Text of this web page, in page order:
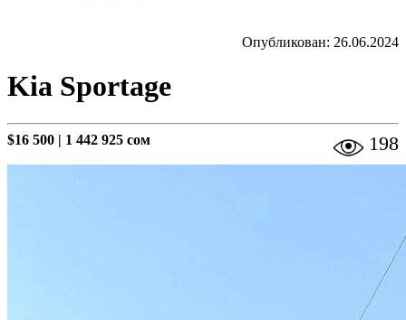
Опубликован: 26.06.2024
Kia Sportage
$16 500 | 1 442 925 сом 198